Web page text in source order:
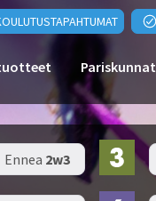
Pariskunnat
Ennea 2w3